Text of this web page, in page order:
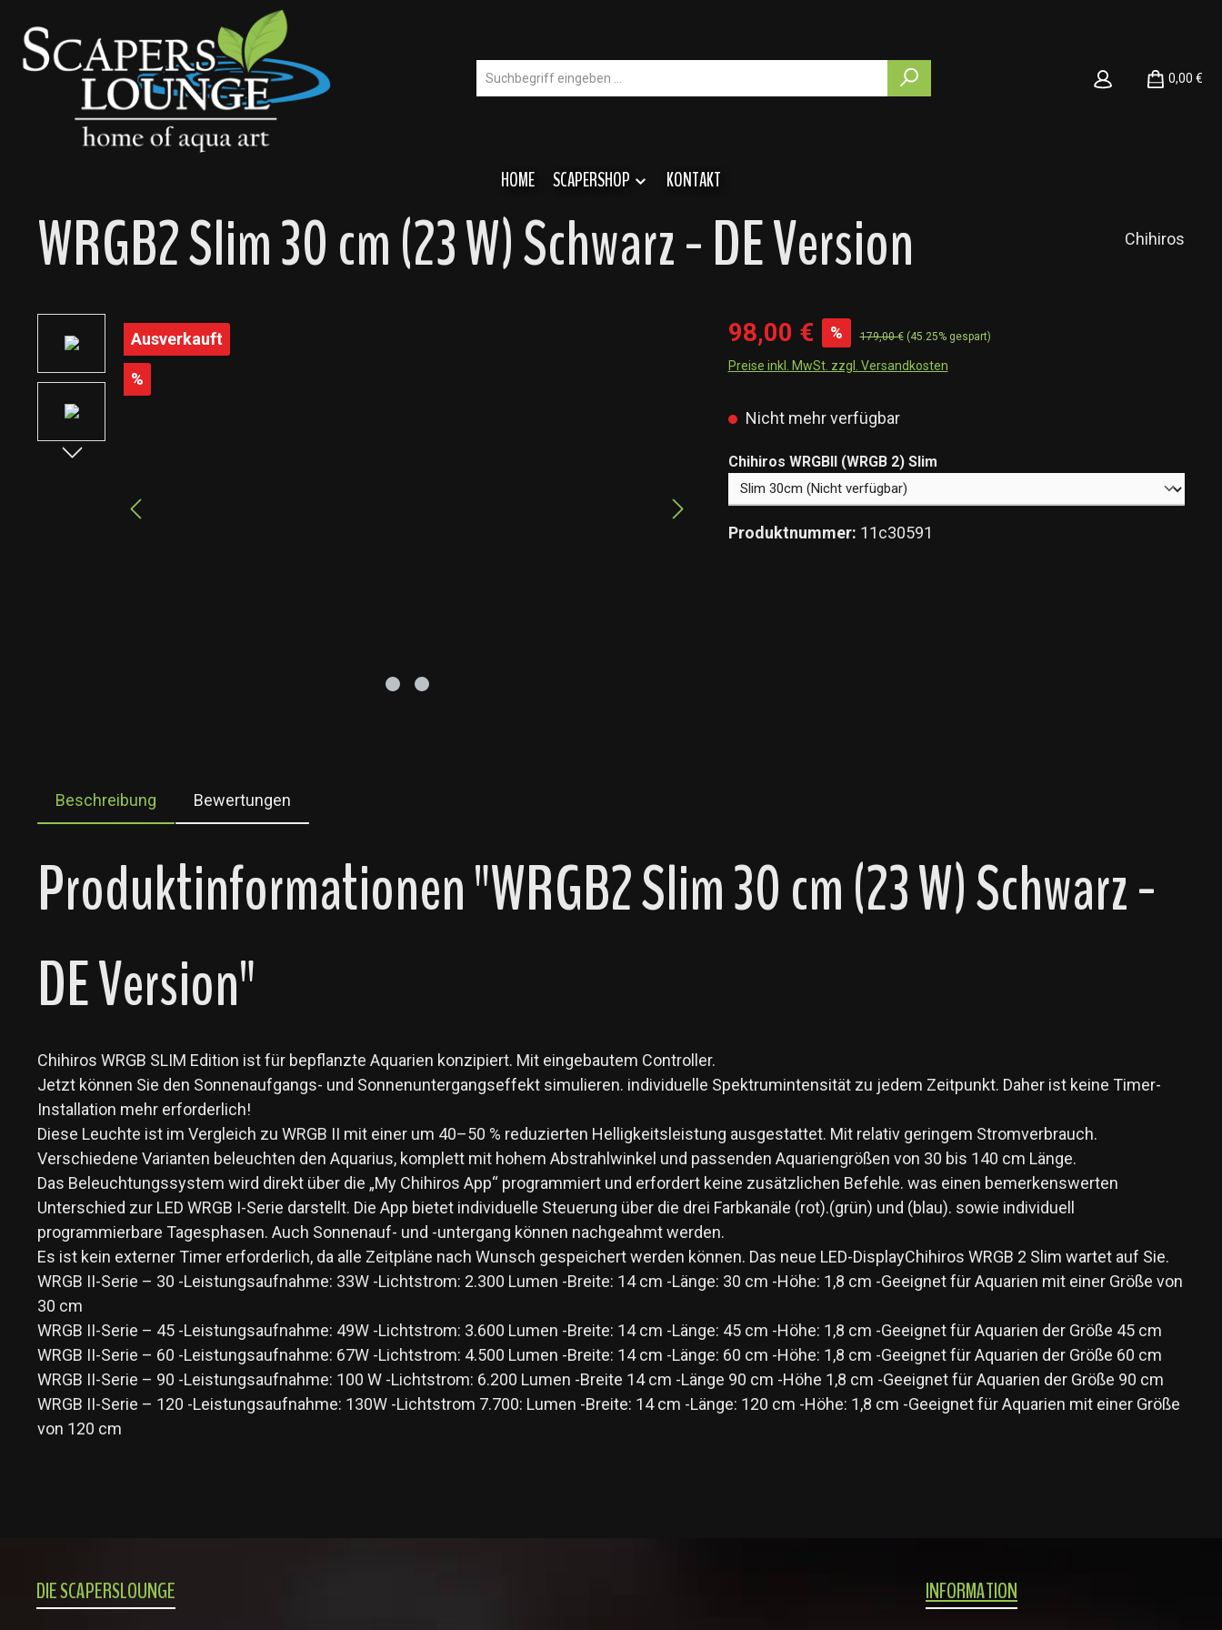
Zur Hauptnavigation springen
0,00 €
HOME SCAPERSHOP KONTAKT
WRGB2 Slim 30 cm (23 W) Schwarz - DE Version Chihiros
Bildergalerie überspringen
Ausverkauft
%
98,00 € % 179,00 € (45.25% gespart)
Preise inkl. MwSt. zzgl. Versandkosten
Nicht mehr verfügbar
Chihiros WRGBII (WRGB 2) Slimauswählen
Produktnummer: 11c30591
Beschreibung Bewertungen
Produktinformationen "WRGB2 Slim 30 cm (23 W) Schwarz -
DE Version"
Chihiros WRGB SLIM Edition ist für bepflanzte Aquarien konzipiert. Mit eingebautem Controller.
Jetzt können Sie den Sonnenaufgangs- und Sonnenuntergangseffekt simulieren. individuelle Spektrumintensität zu jedem Zeitpunkt. Daher ist keine Timer-
Installation mehr erforderlich!
Diese Leuchte ist im Vergleich zu WRGB II mit einer um 40–50 % reduzierten Helligkeitsleistung ausgestattet. Mit relativ geringem Stromverbrauch.
Verschiedene Varianten beleuchten den Aquarius, komplett mit hohem Abstrahlwinkel und passenden Aquariengrößen von 30 bis 140 cm Länge.
Das Beleuchtungssystem wird direkt über die „My Chihiros App“ programmiert und erfordert keine zusätzlichen Befehle. was einen bemerkenswerten
Unterschied zur LED WRGB I-Serie darstellt. Die App bietet individuelle Steuerung über die drei Farbkanäle (rot).(grün) und (blau). sowie individuell
programmierbare Tagesphasen. Auch Sonnenauf- und -untergang können nachgeahmt werden.
Es ist kein externer Timer erforderlich, da alle Zeitpläne nach Wunsch gespeichert werden können. Das neue LED-DisplayChihiros WRGB 2 Slim wartet auf Sie.
WRGB II-Serie – 30 -Leistungsaufnahme: 33W -Lichtstrom: 2.300 Lumen -Breite: 14 cm -Länge: 30 cm -Höhe: 1,8 cm -Geeignet für Aquarien mit einer Größe von
30 cm
WRGB II-Serie – 45 -Leistungsaufnahme: 49W -Lichtstrom: 3.600 Lumen -Breite: 14 cm -Länge: 45 cm -Höhe: 1,8 cm -Geeignet für Aquarien der Größe 45 cm
WRGB II-Serie – 60 -Leistungsaufnahme: 67W -Lichtstrom: 4.500 Lumen -Breite: 14 cm -Länge: 60 cm -Höhe: 1,8 cm -Geeignet für Aquarien der Größe 60 cm
WRGB II-Serie – 90 -Leistungsaufnahme: 100 W -Lichtstrom: 6.200 Lumen -Breite 14 cm -Länge 90 cm -Höhe 1,8 cm -Geeignet für Aquarien der Größe 90 cm
WRGB II-Serie – 120 -Leistungsaufnahme: 130W -Lichtstrom 7.700: Lumen -Breite: 14 cm -Länge: 120 cm -Höhe: 1,8 cm -Geeignet für Aquarien mit einer Größe
von 120 cm
DIE SCAPERSLOUNGE INFORMATION